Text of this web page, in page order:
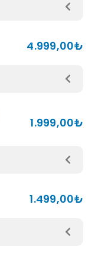
4.999,00₺
1.999,00₺
1.499,00₺